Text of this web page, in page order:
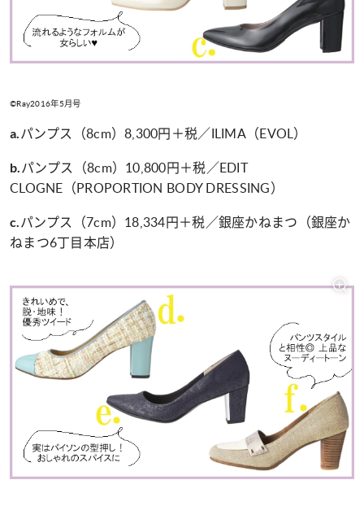
©Ray2016年5月号
a. パンプス（8cm）8,300円＋税／ILIMA（EVOL）
b. パンプス（8cm）10,800円＋税／EDIT
CLOGNE（PROPORTION BODY DRESSING）
c. パンプス（7cm）18,334円＋税／銀座かねまつ（銀座か
ねまつ6丁目本店）